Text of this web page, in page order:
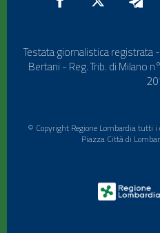
Testata giornalistica registrata
Bertani - Reg. Trib. di Milano
© Copyright Regione Lombardia
Piazza Città di